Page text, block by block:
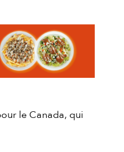
le Canada, qui